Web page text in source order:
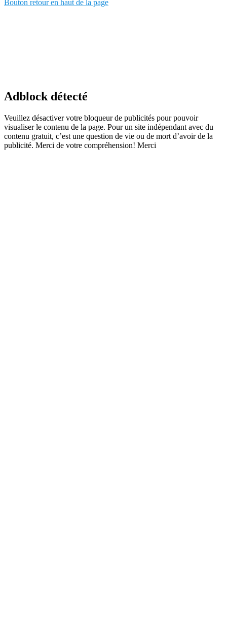
Bouton retour en haut de la page
Adblock détecté
Veuillez désactiver votre bloqueur de publicités pour pouvoir
visualiser le contenu de la page. Pour un site indépendant avec du
contenu gratuit, c’est une question de vie ou de mort d’avoir de la
publicité. Merci de votre compréhension! Merci